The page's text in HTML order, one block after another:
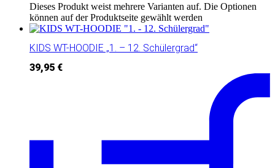
Dieses Produkt weist mehrere Varianten auf. Die Optionen
können auf der Produktseite gewählt werden
KIDS WT-HOODIE „1. – 12. Schülergrad“
39,95 €